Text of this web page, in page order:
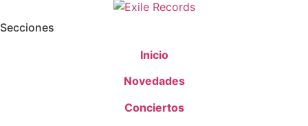
Secciones
Inicio
Novedades
Conciertos